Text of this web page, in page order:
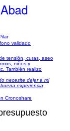
validado
tensión, curas, aseo
niños y
También realizo
necesite dejar a mi
experiencia
Cronoshare